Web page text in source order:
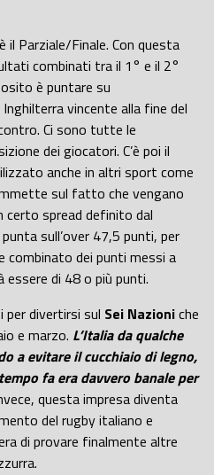
Parziale/Finale. Con questa
combinati tra il 1° e il 2°
è puntare su
vincente alla fine del
Ci sono tutte le
dei giocatori. C’è poi il
anche in altri sport come
sul fatto che vengano
certo spread definito dal
sull’over 47,5 punti, per
combinato dei punti messi a
essere di 48 o più punti.
per divertirsi sul Sei Nazioniche
e marzo. L’Italia da qualche
a evitare il cucchiaio di legno,
fa era davvero banale per
questa impresa diventa
del rugby italiano e
di provare finalmente altre